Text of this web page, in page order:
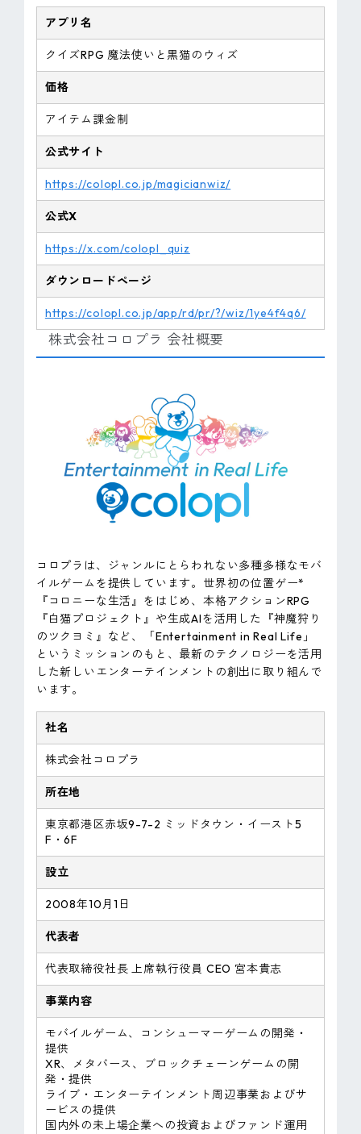
アプリ名
クイズRPG 魔法使いと黒猫のウィズ
価格
アイテム課金制
公式サイト
https://colopl.co.jp/magicianwiz/
公式X
https://x.com/colopl_quiz
ダウンロードページ
https://colopl.co.jp/app/rd/pr/?/wiz/1ye4f4q6/
株式会社コロプラ 会社概要
コロプラは、ジャンルにとらわれない多種多様なモバ
イルゲームを提供しています。世界初の位置ゲー*
『コロニーな生活』をはじめ、本格アクションRPG
『白猫プロジェクト』や生成AIを活用した『神魔狩り
のツクヨミ』など、「Entertainment in Real Life」
というミッションのもと、最新のテクノロジーを活用
した新しいエンターテインメントの創出に取り組んで
います。
社名
株式会社コロプラ
所在地
東京都港区赤坂9-7-2 ミッドタウン・イースト5
F・6F
設立
2008年10月1日
代表者
代表取締役社長 上席執行役員 CEO 宮本貴志
事業内容
モバイルゲーム、コンシューマーゲームの開発・
提供
XR、メタバース、ブロックチェーンゲームの開
発・提供
ライブ・エンターテインメント周辺事業およびサ
ービスの提供
国内外の未上場企業への投資およびファンド運用